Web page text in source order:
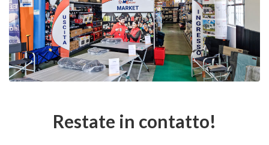
Restate in contatto!